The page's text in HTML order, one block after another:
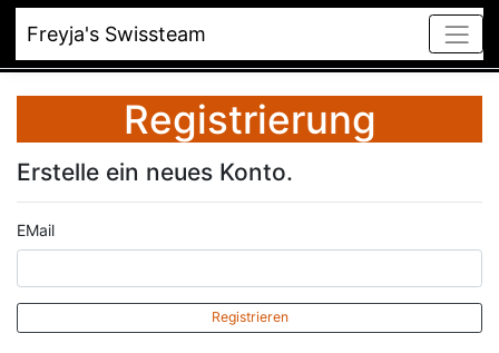
Freyja's Swissteam
Registrierung
Erstelle ein neues Konto.
EMail
Registrieren